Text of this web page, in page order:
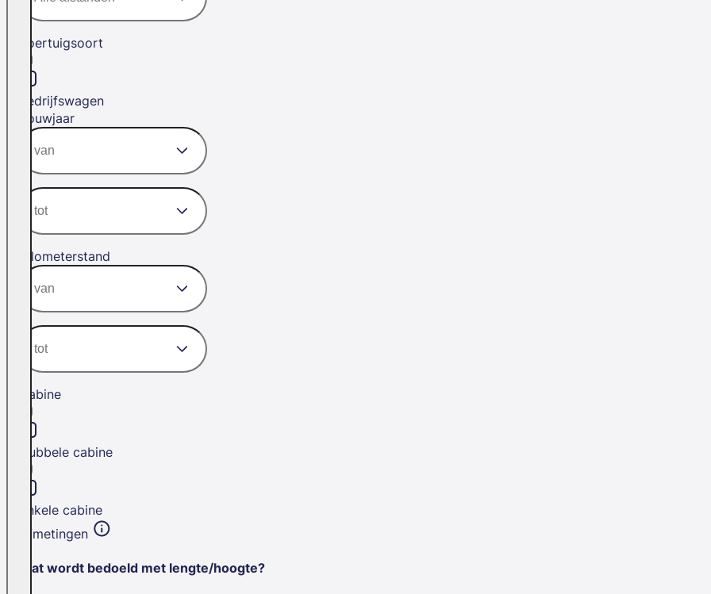
Voertuigsoort
Bedrijfswagen
Bouwjaar
Kilometerstand
Cabine
Dubbele cabine
Enkele cabine
Afmetingen
Wat wordt bedoeld met lengte/hoogte?